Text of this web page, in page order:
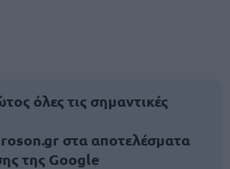
όλες τις σημαντικές
στα αποτελέσματα
της Google